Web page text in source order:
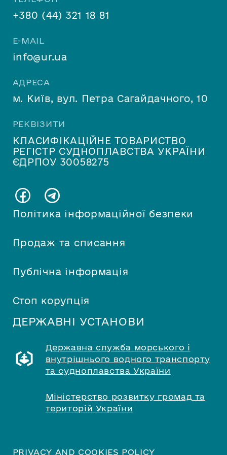
Політика інформаційної безпеки
Продаж та списання
Публічна інформація
Стоп корупція
+380 (44) 321 18 81
E-MAIL
info@ur.ua
АДРЕСА
м. Київ, вул. Петра Сагайдачного, 10
РЕКВІЗИТИ
КЛАСИФІКАЦІЙНЕ ТОВАРИСТВО
РЕГІСТР СУДНОПЛАВСТВА УКРАЇНИ
ЄДРПОУ 30058275
ДЕРЖАВНІ УСТАНОВИ
Державна служба морського і
внутрішнього водного транспорту
та судноплавства України
Міністерство розвитку громад та
територій України
PRIVACY AND COOKIES POLICY